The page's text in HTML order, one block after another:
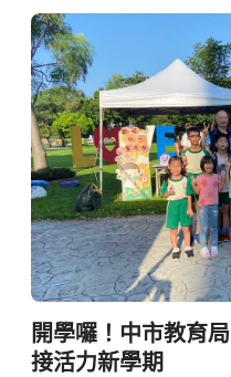
開學囉！中市教育
接活力新學期